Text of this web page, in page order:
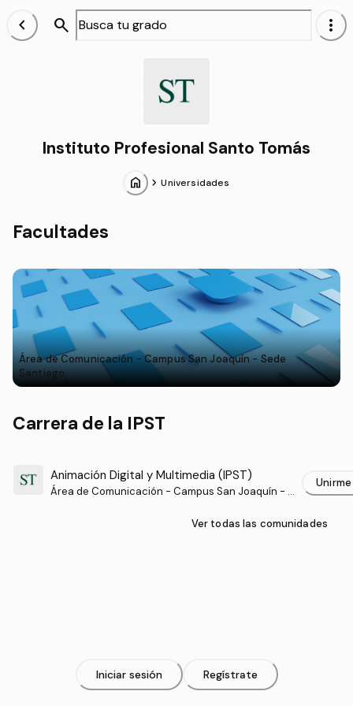
chevron_left search more_vert
Instituto Profesional Santo Tomás
home chevron_forwardUniversidades
Facultades
Área de Comunicación - Campus San Joaquín - Sede
Santiago
Carrera de la IPST
Animación Digital y Multimedia (IPST)
Área de Comunicación - Campus San Joaquín - S
Unirme
Ver todas las comunidades
Iniciar sesión Regístrate